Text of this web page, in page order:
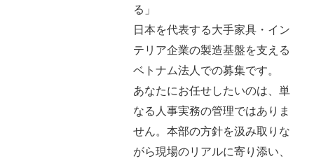
る」
日本を代表する大手家具・イン
テリア企業の製造基盤を支える
ベトナム法人での募集です。
あなたにお任せしたいのは、単
なる人事実務の管理ではありま
せん。本部の方針を汲み取りな
がら現場のリアルに寄り添い、